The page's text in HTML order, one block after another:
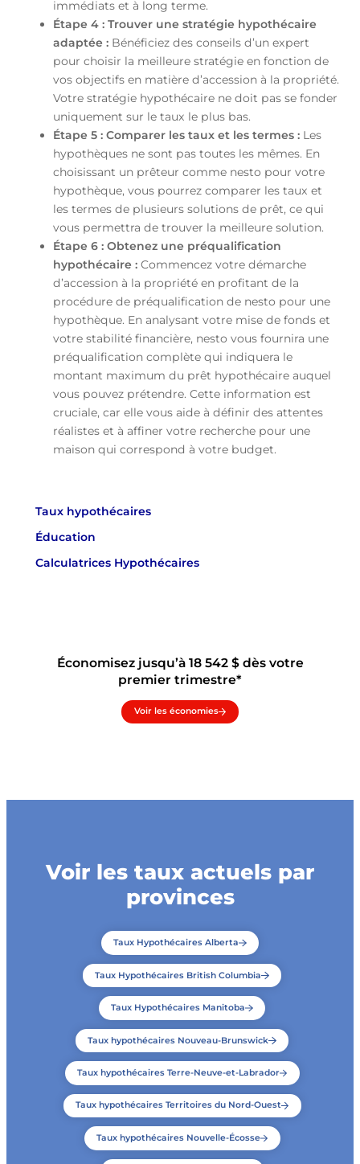
immédiats et à long terme.
Étape 4 : Trouver une stratégie hypothécaire
adaptée :Bénéficiez des conseils d’un expert
pour choisir la meilleure stratégie en fonction de
vos objectifs en matière d’accession à la propriété.
Votre stratégie hypothécaire ne doit pas se fonder
uniquement sur le taux le plus bas.
Étape 5 : Comparer les taux et les termes : Les
hypothèques ne sont pas toutes les mêmes. En
choisissant un prêteur comme nesto pour votre
hypothèque, vous pourrez comparer les taux et
les termes de plusieurs solutions de prêt, ce qui
vous permettra de trouver la meilleure solution.
Étape 6 : Obtenez une préqualification
hypothécaire : Commencez votre démarche
d’accession à la propriété en profitant de la
procédure de préqualification de nesto pour une
hypothèque. En analysant votre mise de fonds et
votre stabilité financière, nesto vous fournira une
préqualification complète qui indiquera le
montant maximum du prêt hypothécaire auquel
vous pouvez prétendre. Cette information est
cruciale, car elle vous aide à définir des attentes
réalistes et à affiner votre recherche pour une
maison qui correspond à votre budget.
Taux hypothécaires
Éducation
Calculatrices Hypothécaires
Économisez jusqu’à 18 542 $ dès votre
premier trimestre*
Voir les économies
Voir les taux actuels par
provinces
Taux Hypothécaires Alberta
Taux Hypothécaires British Columbia
Taux Hypothécaires Manitoba
Taux hypothécaires Nouveau-Brunswick
Taux hypothécaires Terre-Neuve-et-Labrador
Taux hypothécaires Territoires du Nord-Ouest
Taux hypothécaires Nouvelle-Écosse